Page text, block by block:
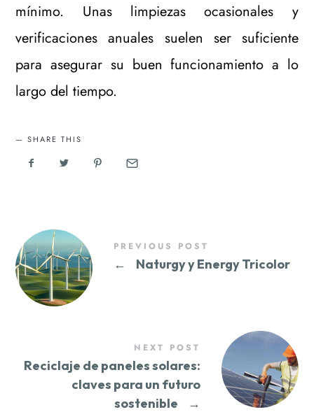
mínimo. Unas limpiezas ocasionales y
verificaciones anuales suelen ser suficiente
para asegurar su buen funcionamiento a lo
largo del tiempo.
SHARE THIS
PREVIOUS POST
← Naturgy y Energy Tricolor
NEXT POST
Reciclaje de paneles solares:
claves para un futuro
sostenible
→